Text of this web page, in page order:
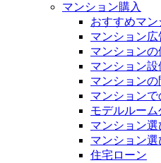
マンション購入
おすすめマン
マンション広
マンションの
マンション設
マンションの
マンション
モデルルーム
マンション
マンション
住宅ローン